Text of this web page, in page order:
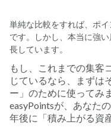
単純な比較をすれば、ポ
です。しかし、本当に強
長しています。
もし、これまでの集客
じているなら、まずは
ー」のために使ってみ
easyPointsが、あなた
年後に「積み上がる資